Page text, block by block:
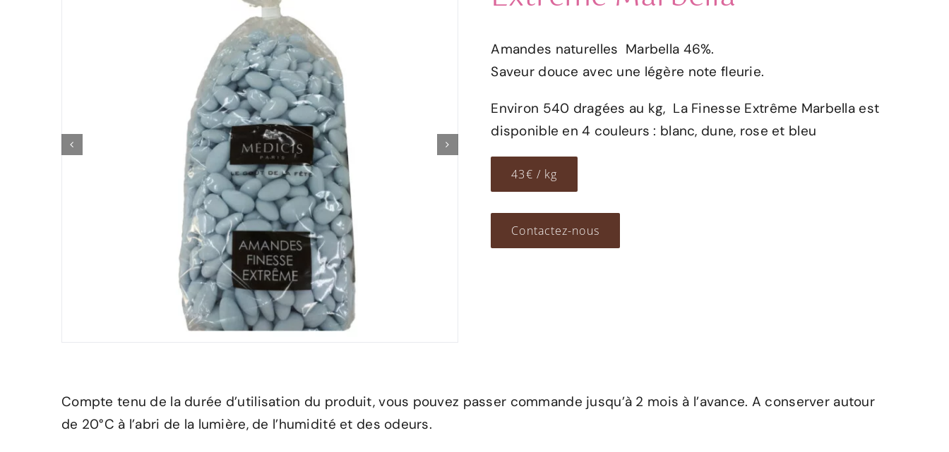
Amandes naturelles Marbella 46%.
Saveur douce avec une légère note fleurie.
Environ 540 dragées au kg, La Finesse Extrême Marbella est
disponible en 4 couleurs : blanc, dune, rose et bleu
43€ / kg
Contactez-nous
Compte tenu de la durée d’utilisation du produit, vous pouvez passer commande jusqu’à 2 mois à l’avance. A conserver autour
de 20°C à l’abri de la lumière, de l’humidité et des odeurs.